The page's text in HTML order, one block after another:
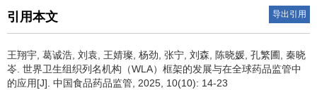
引用本文 导出引用
王翔宇, 葛诚浩, 刘袁, 王婧璨, 杨劲, 张宁, 刘森, 陈晓媛, 孔繁圃, 秦晓
岺. 世界卫生组织列名机构（WLA）框架的发展与在全球药品监管中
的应用[J]. 中国食品药品监管, 2025, 10(10): 14-23